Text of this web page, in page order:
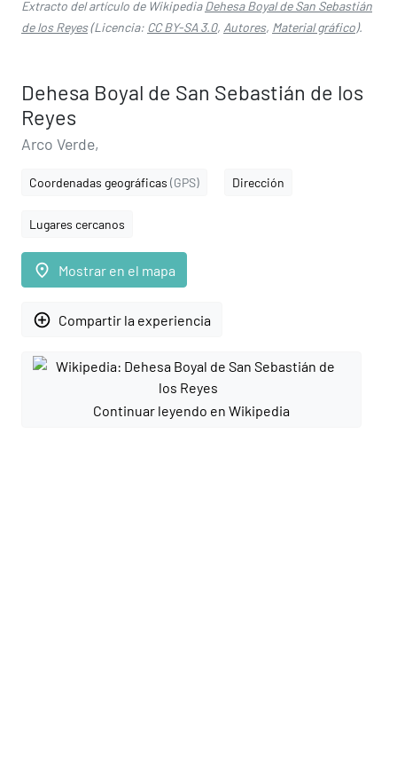
Extracto del artículo de WikipediaDehesa Boyal de San Sebastián
de los Reyes(Licencia: CC BY-SA 3.0, Autores, Material gráfico).
Dehesa Boyal de San Sebastián de los
Reyes
Arco Verde,
Coordenadas geográficas (GPS) Dirección
Lugares cercanos
place Mostrar en el mapa
add_circle_outline Compartir la experiencia
Continuar leyendo en Wikipedia